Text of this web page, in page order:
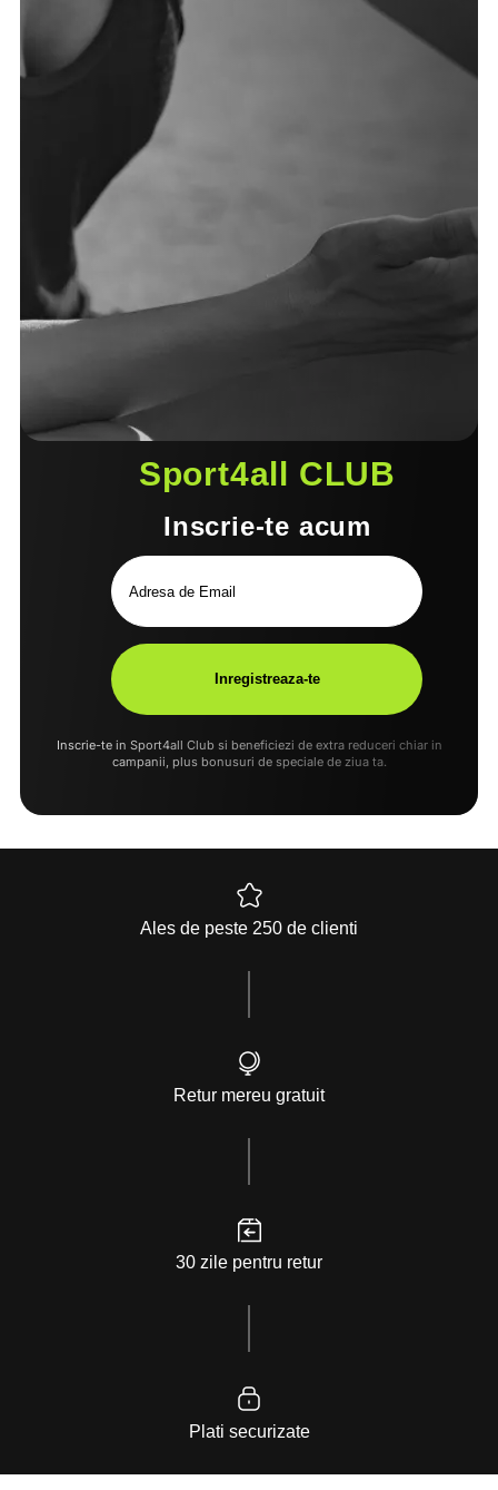
Sport4all CLUB
Inscrie-te acum
Inscrie-te in Sport4all Club si beneficiezi de extra reduceri chiar in
campanii, plus bonusuri de speciale de ziua ta.
Ales de peste 250 de clienti
Retur mereu gratuit
30 zile pentru retur
Plati securizate